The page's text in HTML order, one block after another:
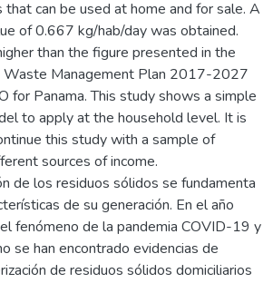
can be used at home and for sale. A
of 0.667 kg/hab/day was obtained.
than the figure presented in the
Waste Management Plan 2017-2027
for Panama. This study shows a simple
to apply at the household level. It is
this study with a sample of
sources of income.
de los residuos sólidos se fundamenta
de su generación. En el año
fenómeno de la pandemia COVID-19 y
se han encontrado evidencias de
de residuos sólidos domiciliarios